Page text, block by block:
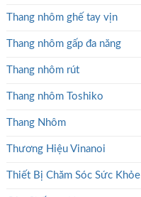
Thang nhôm ghế tay vịn
Thang nhôm gấp đa năng
Thang nhôm rút
Thang nhôm Toshiko
Thang Nhôm
Thương Hiệu Vinanoi
Thiết Bị Chăm Sóc Sức Khỏe